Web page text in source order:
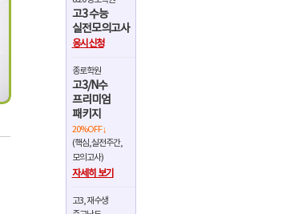
고3 수능
실전모의고사
응시신청
종로학원
고3/N수
프리미엄
패키지
20%OFF ↓
(핵심,실전주간,
모의고사)
자세히 보기
고3, 재수생